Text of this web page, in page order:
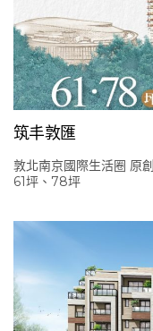
筑丰敦匯
敦北南京國際生活圈 原
61坪、78坪